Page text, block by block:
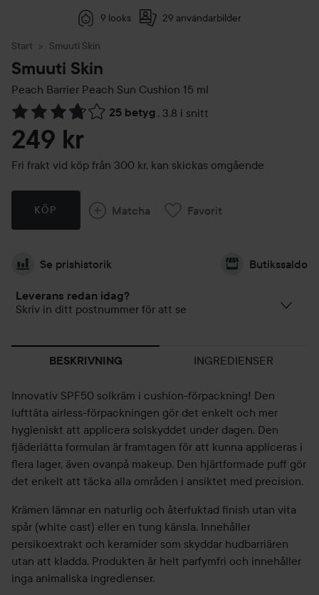
9 looks 29 användarbilder
Start Smuuti Skin
Smuuti Skin
Peach Barrier Peach Sun Cushion 15 ml
25 betyg , 3.8 i snitt
Hoppa till Betyg & kommentarer
249 kr
Fri frakt vid köp från 300 kr, kan skickas omgående
KÖP Matcha Favorit
Se prishistorik Butikssaldo
Leverans redan idag?
Skriv in ditt postnummer för att se
BESKRIVNING INGREDIENSER
Innovativ SPF50 solkräm i cushion-förpackning! Den
lufttäta airless-förpackningen gör det enkelt och mer
hygieniskt att applicera solskyddet under dagen. Den
fjäderlätta formulan är framtagen för att kunna appliceras i
flera lager, även ovanpå makeup. Den hjärtformade puff gör
det enkelt att täcka alla områden i ansiktet med precision.
Krämen lämnar en naturlig och återfuktad finish utan vita
spår (white cast) eller en tung känsla. Innehåller
persikoextrakt och keramider som skyddar hudbarriären
utan att kladda. Produkten är helt parfymfri och innehåller
inga animaliska ingredienser.